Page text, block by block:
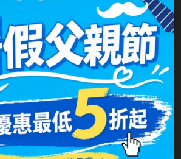
靈
日本
衛部醫器輸字第030769號
台灣實瞳股份有限公司
日本株式會社SEED
日本埼玉縣鴻巢袋1030-7